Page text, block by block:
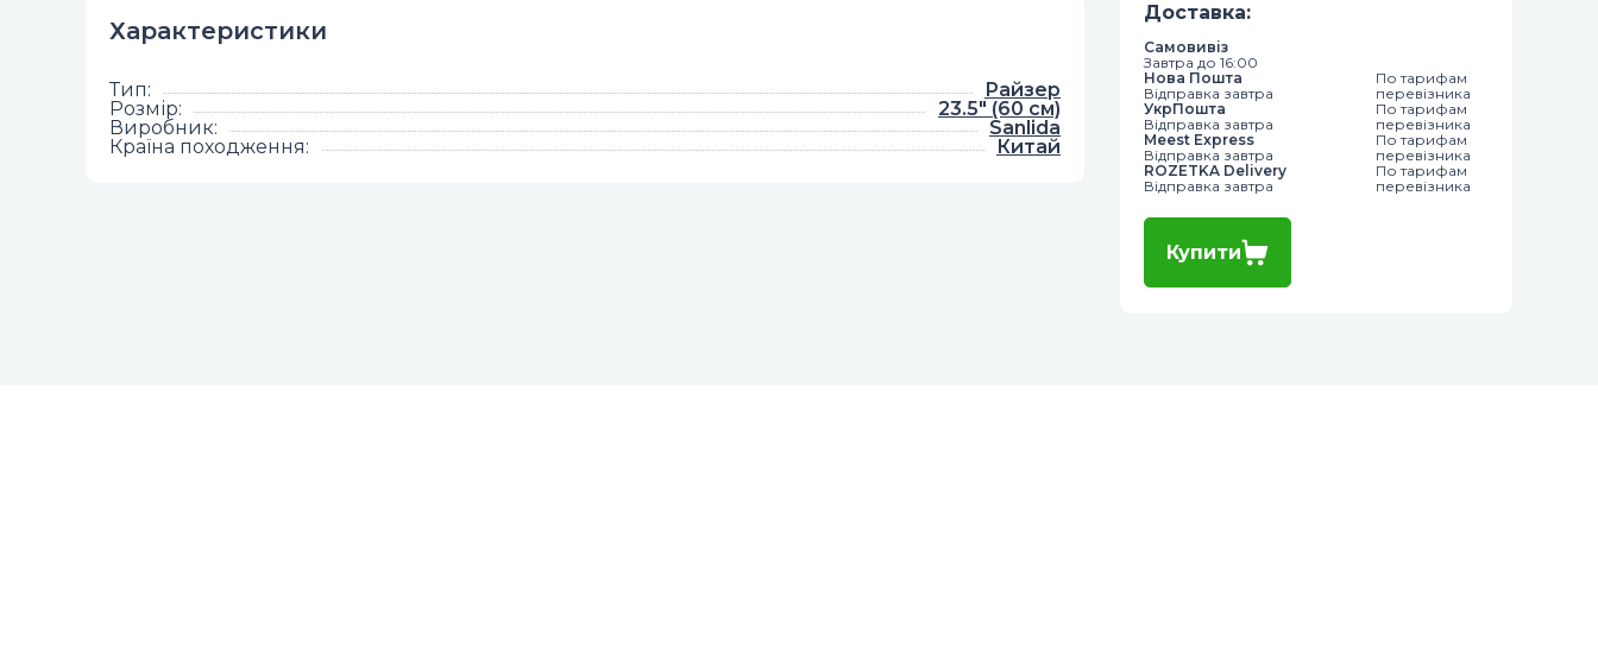
Характеристики
Тип:
Райзер
Розмір:
23.5" (60 см)
Виробник:
Sanlida
Країна походження: Китай
Доставка:
Самовивіз
Завтра до 16:00
Нова Пошта
Відправка завтра
По тарифам
перевізника
УкрПошта
Відправка завтра
По тарифам
перевізника
Meest Express
Відправка завтра
По тарифам
перевізника
ROZETKA Delivery
Відправка завтра
По тарифам
перевізника
Купити